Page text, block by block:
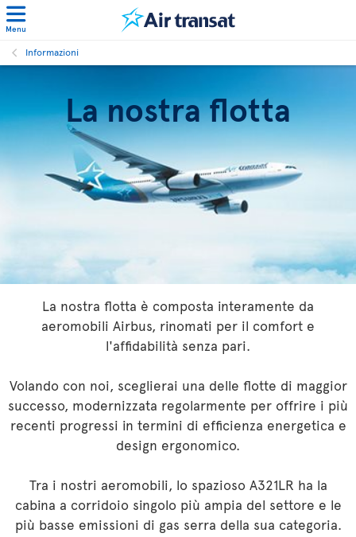
Menu
Informazioni
La nostra flotta
La nostra flotta è composta interamente da
aeromobili Airbus, rinomati per il comfort e
l'affidabilità senza pari.
Volando con noi, sceglierai una delle flotte di maggior
successo, modernizzata regolarmente per offrire i più
recenti progressi in termini di efficienza energetica e
design ergonomico.
Tra i nostri aeromobili, lo spazioso A321LR ha la
cabina a corridoio singolo più ampia del settore e le
più basse emissioni di gas serra della sua categoria.